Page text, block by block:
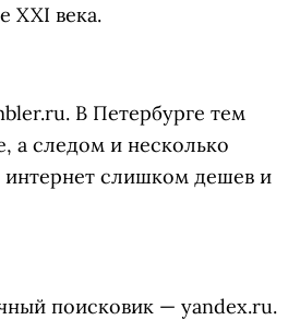
XXI века.
В Петербурге тем
а следом и несколько
интернет слишком дешев и
поисковик — yandex.ru.